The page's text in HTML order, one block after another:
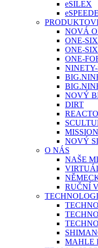
eSILEX
NOVÁ
ONE-
ONE-
ONE-
NOVÝ
DIRT
REACTO
MISSION
NOVÝ
O NÁS
NAŠE
RUČNÍ
MAHLE